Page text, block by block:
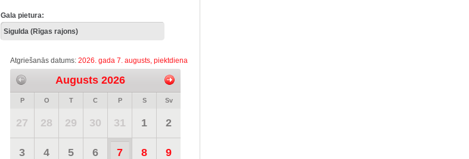
Gala pietura:
Atgriešanās datums: 2026. gada 7. augusts, piektdiena
Augusts 2026
P O T C P S Sv
27 28 29 30 31 1 2
3 4 5 6 7 8 9